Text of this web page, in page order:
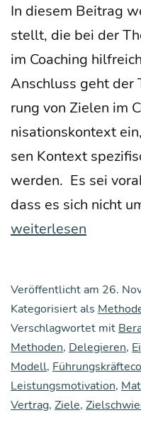
In die­sem Bei­trag
stellt, die bei der
im Coa­ching
Anschluss geht
rung von Zie­len im
ni­sa­ti­ons­kon­text
sen Kon­text
wer­den. Es sei
dass es sich nicht
weiterlesen
Veröffentlicht am 26.
Kategorisiert als
Verschlagwortet mit
Methoden, Delegieren,
Modell,
Leistungsmotivation,
Vertrag, Ziele,